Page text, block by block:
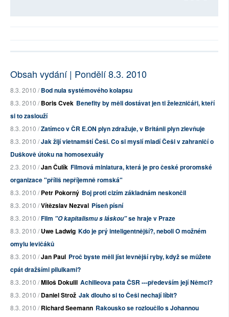
Obsah vydání | Pondělí 8.3. 2010
8.3. 2010 /Bod nula systémového kolapsu
8.3. 2010 /Boris Cvek Benefity by měli dostávat jen ti železničáři, kteří
si to zaslouží
8.3. 2010 /Zatímco v ČR E.ON plyn zdražuje, v Británii plyn zlevňuje
8.3. 2010 /Jak žijí vietnamští Češi. Co si myslí mladí Češi v zahraničí o
Duškově útoku na homosexuály
2.3. 2010 /Jan Čulík Filmová miniatura, která je pro české proromské
organizace "příliš nepříjemně romská"
8.3. 2010 /Petr Pokorný Boj proti cizím základnám neskončil
8.3. 2010 /Vítězslav Nezval Píseň písní
8.3. 2010 /Film "O kapitalismu s láskou"se hraje v Praze
8.3. 2010 /Uwe Ladwig Kdo je prý inteligentnější?, neboli O možném
omylu levičáků
8.3. 2010 /Jan Paul Proč byste měli jíst levnější ryby, když se můžete
cpát dražšími pilulkami?
8.3. 2010 /Miloš Dokulil Achilleova pata ČSR ---především její Němci?
8.3. 2010 /Daniel Strož Jak dlouho si to Češi nechají líbit?
8.3. 2010 /Richard Seemann Rakousko se rozloučilo s Johannou